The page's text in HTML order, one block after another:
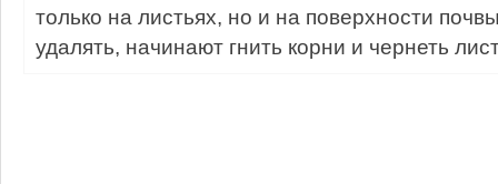
только на листьях, но и на поверхности
удалять, начинают гнить корни и чернеть